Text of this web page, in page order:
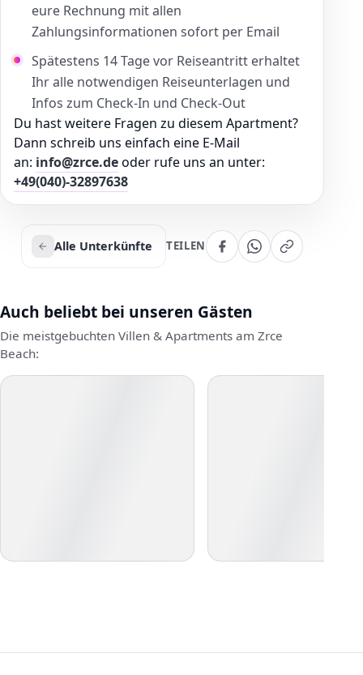
eure Rechnung mit allen
Zahlungsinformationen sofort per Email
Spätestens 14 Tage vor Reiseantritt erhaltet
Ihr alle notwendigen Reiseunterlagen und
Infos zum Check-In und Check-Out
Du hast weitere Fragen zu diesem Apartment?
Dann schreib uns einfach eine E-Mail
an: info@zrce.deoder rufe uns an unter:
+49(040)-32897638
Alle Unterkünfte TEILEN
Auch beliebt bei unseren Gästen
Die meistgebuchten Villen & Apartments am Zrce
Beach: